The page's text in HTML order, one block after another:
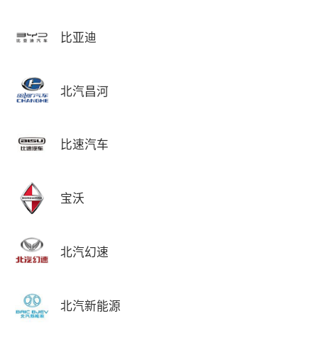
比亚迪
北汽昌河
比速汽车
宝沃
北汽幻速
北汽新能源